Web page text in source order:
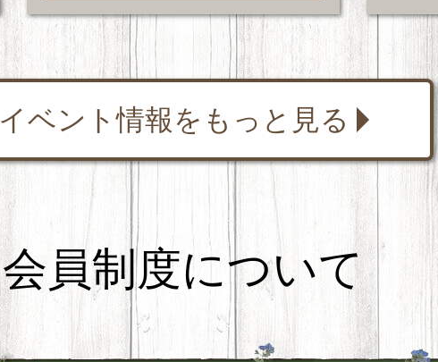
イベント情報をもっと見る
会員制度について